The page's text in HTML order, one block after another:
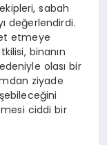
sabah
değerlendirdi.
etmeye
binanın
olası bir
ziyade
ciddi bir